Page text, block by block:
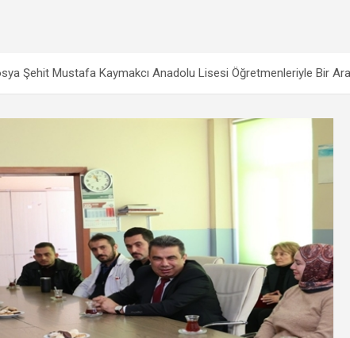
Şehit Mustafa Kaymakcı Anadolu Lisesi Öğretmenleriyle Bir